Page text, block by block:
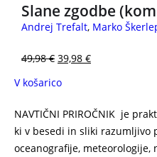
Slane zgodbe
Andrej Trefalt, Marko
49,98€ 39,98 €
V košarico
NAVTIČNI PRIROČNIK je
ki v besedi in sliki razumljivo
oceanografije, meteorologije,